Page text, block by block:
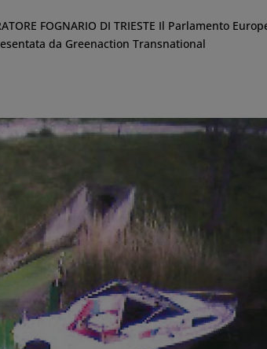
FOGNARIO DI TRIESTE Il Parlamento
da Greenaction Transnational